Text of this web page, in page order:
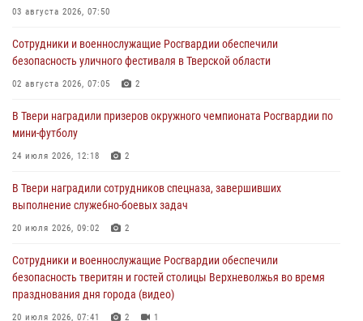
27 июля 2026, 08:29
В Твери наградили призеров окружного чемпионата Росгвардии по
мини-футболу
24 июля 2026, 12:18 2
Росгвардейцы оказали помощь водителю на дороге в городе Кашин
22 июля 2026, 08:35
Представители Росгвардии провели спортивно — патриотическое
мероприятие для воспитанников летнего лагеря в Тверской области
(видео)
03 августа 2026, 07:50
Сотрудники и военнослужащие Росгвардии обеспечили
безопасность уличного фестиваля в Тверской области
02 августа 2026, 07:05 2
В Твери наградили призеров окружного чемпионата Росгвардии по
мини-футболу
24 июля 2026, 12:18 2
В Твери наградили сотрудников спецназа, завершивших
выполнение служебно-боевых задач
20 июля 2026, 09:02 2
Сотрудники и военнослужащие Росгвардии обеспечили
безопасность тверитян и гостей столицы Верхневолжья во время
празднования дня города (видео)
20 июля 2026, 07:41 2 1